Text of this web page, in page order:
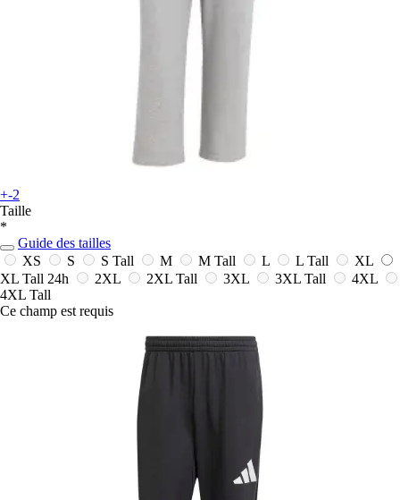
+-2
Taille
*
Guide des tailles
XS
S S Tall M M Tall L L Tall
XL
XL Tall 24h 2XL 2XL Tall 3XL 3XL Tall
4XL
4XL Tall
Ce champ est requis